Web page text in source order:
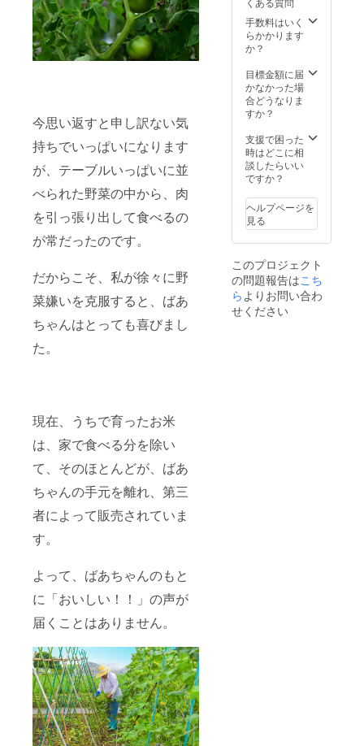
今思い返すと申し訳ない気
持ちでいっぱいになります
が、テーブルいっぱいに並
べられた野菜の中から、肉
を引っ張り出して食べるの
が常だったのです。
だからこそ、私が徐々に野
菜嫌いを克服すると、ばあ
ちゃんはとっても喜びまし
た。
現在、うちで育ったお米
は、家で食べる分を除い
て、そのほとんどが、ばあ
ちゃんの手元を離れ、第三
者によって販売されていま
す。
よって、ばあちゃんのもと
に「おいしい！！」の声が
届くことはありません。
手数料はいく
らかかります
か？
目標金額に届
かなかった場
合どうなりま
すか？
支援で困った
時はどこに相
談したらいい
ですか？
ヘルプページを
見る
このプロジェクト
の問題報告はこち
らよりお問い合わ
せください